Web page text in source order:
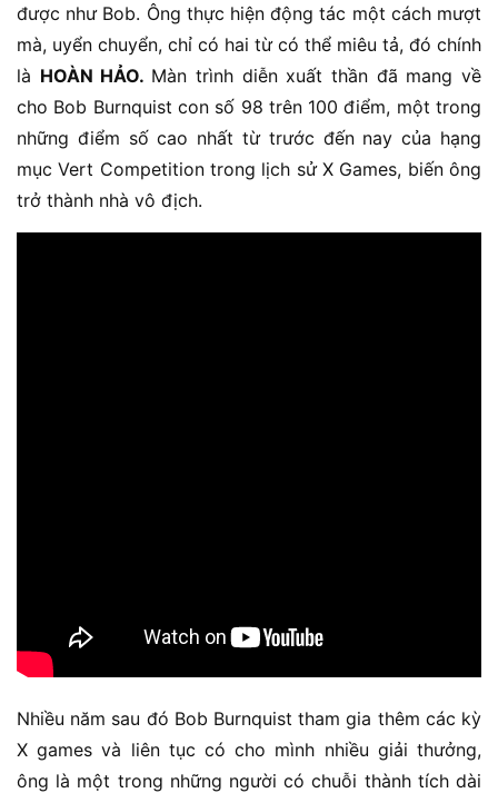
được như Bob. Ông thực hiện động tác một cách mượt
mà, uyển chuyển, chỉ có hai từ có thể miêu tả, đó chính
là HOÀN HẢO. Màn trình diễn xuất thần đã mang về
cho Bob Burnquist con số 98 trên 100 điểm, một trong
những điểm số cao nhất từ trước đến nay của hạng
mục Vert Competition trong lịch sử X Games, biến ông
trở thành nhà vô địch.
Nhiều năm sau đó Bob Burnquist tham gia thêm các kỳ
X games và liên tục có cho mình nhiều giải thưởng,
ông là một trong những người có chuỗi thành tích dài